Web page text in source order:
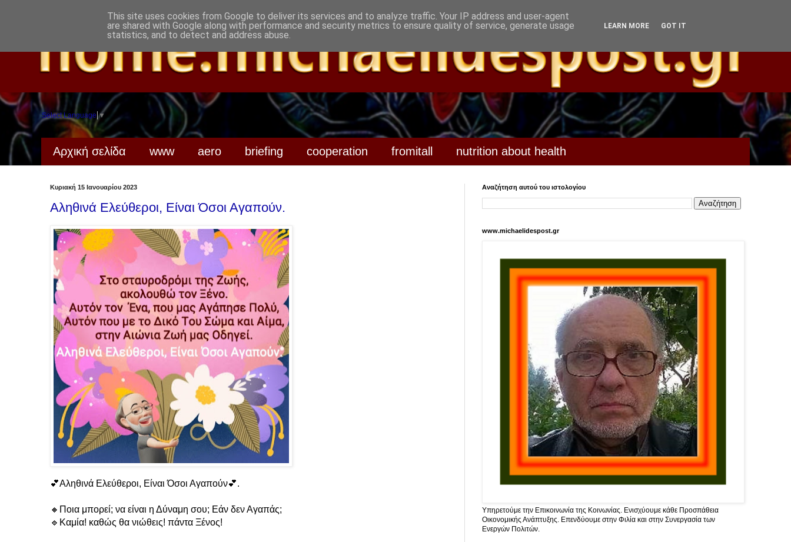
Select Language ▼
Αρχική σελίδα www aero briefing cooperation fromitall nutrition about health
Κυριακή 15 Ιανουαρίου 2023
Αληθινά Ελεύθεροι, Είναι Όσοι Αγαπούν.
💕Αληθινά Ελεύθεροι, Είναι Όσοι Αγαπούν💕.
🔸️Ποια μπορεί; να είναι η Δύναμη σου; Εάν δεν Αγαπάς;
🔹️Καμία! καθώς θα νιώθεις! πάντα Ξένος!
Αναζήτηση αυτού του ιστολογίου
www.michaelidespost.gr
Υπηρετούμε την Επικοινωνία της Κοινωνίας. Ενισχύουμε κάθε Προσπάθεια
Οικονομικής Ανάπτυξης. Επενδύουμε στην Φιλία και στην Συνεργασία των
Ενεργών Πολιτών.
This site uses cookies from Google to deliver its services and to analyze traffic. Your IP address and user-agent
are shared with Google along with performance and security metrics to ensure quality of service, generate usage
statistics, and to detect and address abuse.
LEARN MORE GOT IT